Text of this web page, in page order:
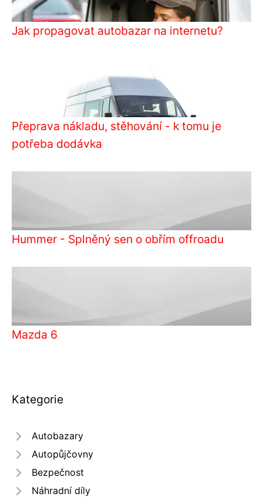
Jak propagovat autobazar na internetu?
Přeprava nákladu, stěhování - k tomu je
potřeba dodávka
Hummer - Splněný sen o obřím offroadu
Mazda 6
Kategorie
Autobazary
Autopůjčovny
Bezpečnost
Náhradní díly